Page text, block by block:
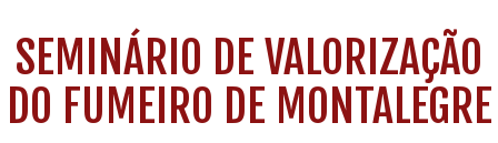
SEMINÁRIO DE VALORIZAÇÃO
DO FUMEIRO DE MONTALEGRE